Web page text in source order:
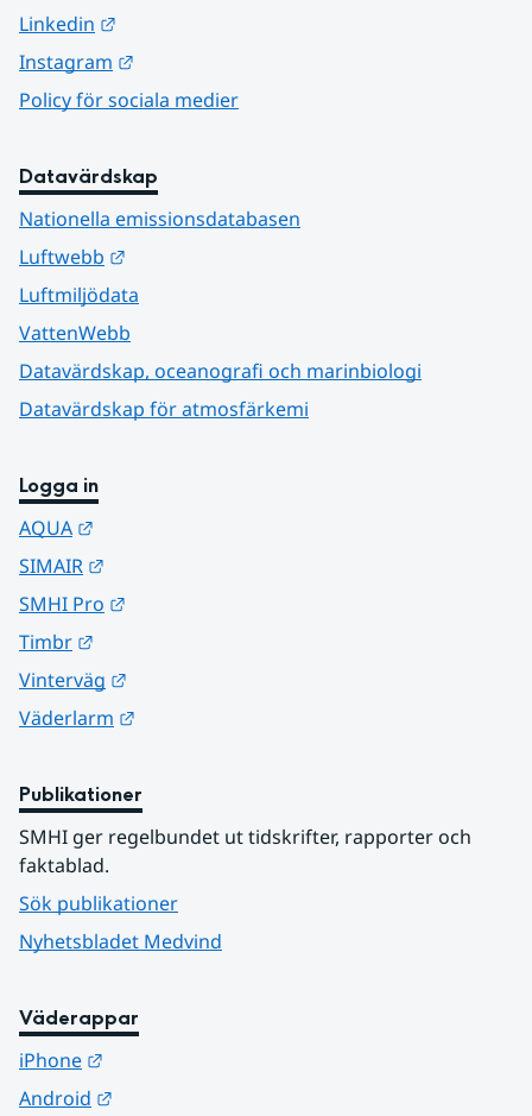
Linkedin
Instagram
Policy för sociala medier
Datavärdskap
Nationella emissionsdatabasen
Luftwebb
Luftmiljödata
VattenWebb
Datavärdskap, oceanografi och marinbiologi
Datavärdskap för atmosfärkemi
Logga in
AQUA
SIMAIR
SMHI Pro
Timbr
Vinterväg
Väderlarm
Publikationer
SMHI ger regelbundet ut tidskrifter, rapporter och
faktablad.
Sök publikationer
Nyhetsbladet Medvind
Väderappar
iPhone
Android